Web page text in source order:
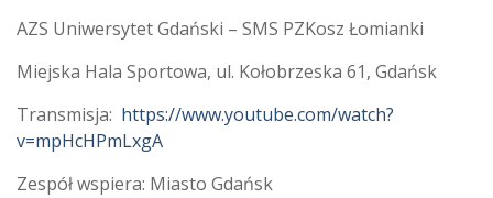
AZS Uniwersytet Gdański – SMS PZKosz Łomianki
Miejska Hala Sportowa, ul. Kołobrzeska 61, Gdańsk
Transmisja: https://www.youtube.com/watch?
v=mpHcHPmLxgA
Zespół wspiera: Miasto Gdańsk